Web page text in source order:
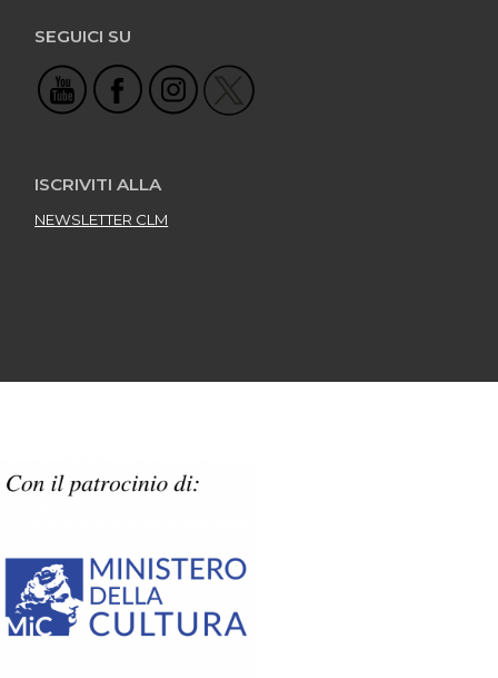
SEGUICI SU
ISCRIVITI ALLA
NEWSLETTER CLM